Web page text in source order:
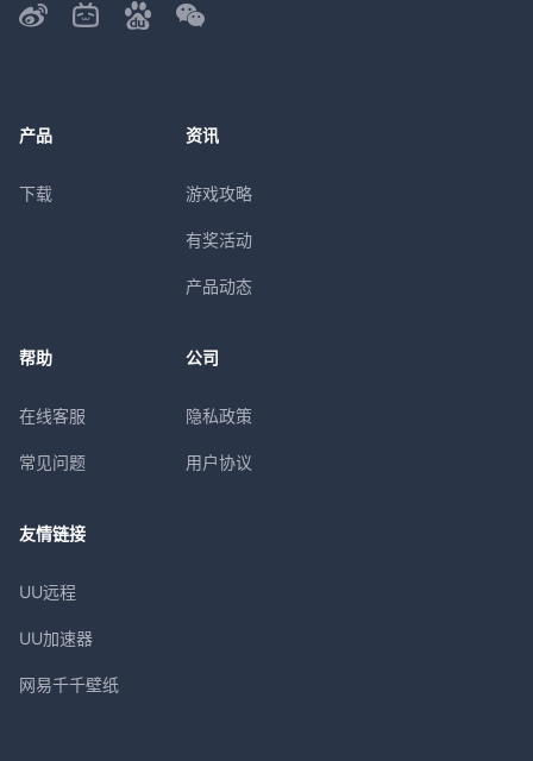
产品
下载
资讯
游戏攻略
有奖活动
产品动态
帮助
在线客服
常见问题
公司
隐私政策
用户协议
友情链接
UU远程
UU加速器
网易千千壁纸